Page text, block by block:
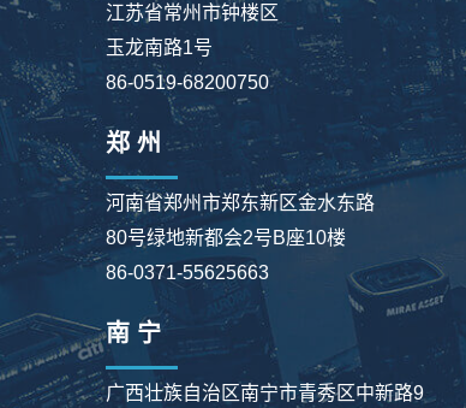
江苏省常州市钟楼区
玉龙南路1号
86-0519-68200750
郑 州
河南省郑州市郑东新区金水东路
80号绿地新都会2号B座10楼
86-0371-55625663
南 宁
广西壮族自治区南宁市青秀区中新路9